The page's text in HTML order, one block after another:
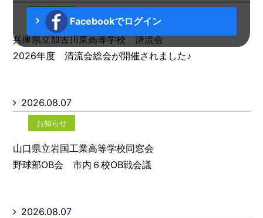
Facebookでログイン
お知らせ
兵庫県立加古川東高等学校 清流会
2026年度 清流会総会が開催されました♪
2026.08.07
お知らせ
山口県立岩国工業高等学校同窓会
野球部OB会 市内６校OB戦会議
2026.08.07